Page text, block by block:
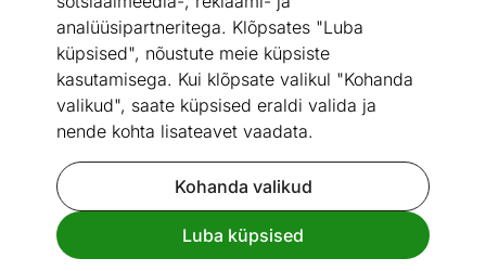
analüüsipartneritega. Klõpsates "Luba
küpsised", nõustute meie küpsiste
kasutamisega. Kui klõpsate valikul "Kohanda
valikud", saate küpsised eraldi valida ja
nende kohta lisateavet vaadata.
Kohanda valikud
Luba küpsisedVaata sarnaseid